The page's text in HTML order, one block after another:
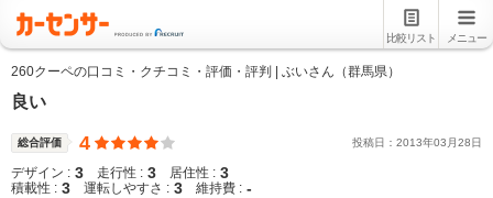
比較リスト メニュー
260クーペの口コミ・クチコミ・評価・評判 | ぶいさん（群馬県）
良い
総合評価 4 投稿日： 2013年03 月28日
デザイン : 3 走行性 : 3 居住性 : 3
積載性 : 3 運転しやすさ : 3 維持費 : -